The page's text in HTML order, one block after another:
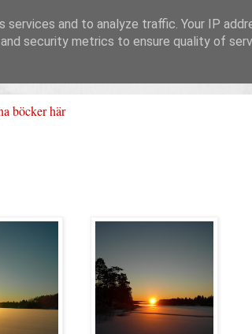
böcker här
and to analyze traffic. Your IP
security metrics to ensure quality of